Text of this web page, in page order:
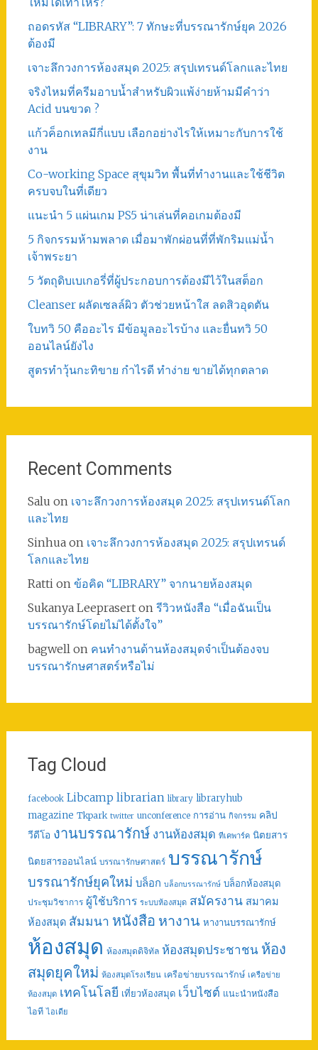
ถอดรหัส “LIBRARY”: 7 ทักษะที่บรรณารักษ์ยุค 2026
ต้องมี
เจาะลึกวงการห้องสมุด 2025: สรุปเทรนด์โลกและไทย
จริงไหมที่ครีมอาบน้ำสำหรับผิวแพ้ง่ายห้ามมีคำว่า
Acid บนขวด ?
แก้วค็อกเทลมีกี่แบบ เลือกอย่างไรให้เหมาะกับการใช้
งาน
Co-working Space สุขุมวิท พื้นที่ทำงานและใช้ชีวิต
ครบจบในที่เดียว
แนะนำ 5 แผ่นเกม PS5 น่าเล่นที่คอเกมต้องมี
5 กิจกรรมห้ามพลาด เมื่อมาพักผ่อนที่ที่พักริมแม่น้ำ
เจ้าพระยา
5 วัตถุดิบเบเกอรี่ที่ผู้ประกอบการต้องมีไว้ในสต็อก
Cleanser ผลัดเซลล์ผิว ตัวช่วยหน้าใส ลดสิวอุดตัน
ใบทวิ 50 คืออะไร มีข้อมูลอะไรบ้าง และยื่นทวิ 50
ออนไลน์ยังไง
สูตรทําวุ้นกะทิขาย กำไรดี ทำง่าย ขายได้ทุกตลาด
Recent Comments
Salu on เจาะลึกวงการห้องสมุด 2025: สรุปเทรนด์โลก
และไทย
Sinhuaon เจาะลึกวงการห้องสมุด 2025: สรุปเทรนด์
โลกและไทย
Ratti on ข้อคิด “LIBRARY” จากนายห้องสมุด
Sukanya Leepraserton รีวิวหนังสือ “เมื่อฉันเป็น
บรรณารักษ์โดยไม่ได้ตั้งใจ”
bagwell on คนทำงานด้านห้องสมุดจำเป็นต้องจบ
บรรณารักษศาสตร์หรือไม่
Tag Cloud
facebook Libcamp librarian library libraryhub
magazine Tkpark twitter unconference การอ่าน กิจกรรม คลิป
วีดีโอ งานบรรณารักษ์ งานห้องสมุด ทีเคพาร์ค นิตยสาร
นิตยสารออนไลน์ บรรณารักษศาสตร์ บรรณารักษ์
บรรณารักษ์ยุคใหม่ บล็อก บล็อกบรรณารักษ์ บล็อกห้องสมุด
ประชุมวิชาการ ผู้ใช้บริการ ระบบห้องสมุด สมัครงาน สมาคม
ห้องสมุด สัมมนา หนังสือ หางาน หางานบรรณารักษ์
ห้องสมุด ห้องสมุดดิจิทัล ห้องสมุดประชาชน ห้อง
สมุดยุคใหม่ ห้องสมุดโรงเรียน เครือข่ายบรรณารักษ์ เครือข่าย
ห้องสมุด เทคโนโลยี เที่ยวห้องสมุด เว็บไซต์ แนะนำหนังสือ
ไอที ไอเดีย